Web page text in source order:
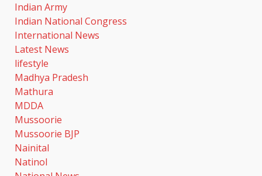
Indian Army
Indian National Congress
International News
Latest News
lifestyle
Madhya Pradesh
Mathura
MDDA
Mussoorie
Mussoorie BJP
Nainital
Natinol
4
सघन चेकिंग अभियान
August 6, 2026
5
की मुश्किलें, छात्रों ने किया विधानसभा